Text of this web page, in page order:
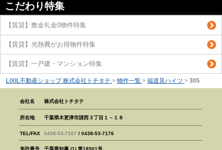
こだわり特集
【賃貸】敷金礼金0物件特集
【賃貸】光熱費がお得物件特集
【賃貸】一戸建・マンション特集
LIXIL不動産ショップ 株式会社トチタテ > 物件一覧 > 福道見ハイツ > 305
会社名 株式会社トチタテ
所在地 千葉県木更津市請西３丁目１－１８
TEL/FAX 0438-53-7167 / 0438-53-7176
免許番号 千葉県知事 (1) 第18501号